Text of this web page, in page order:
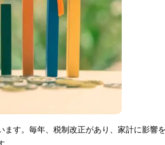
す。毎年、税制改正があり、家計に影響